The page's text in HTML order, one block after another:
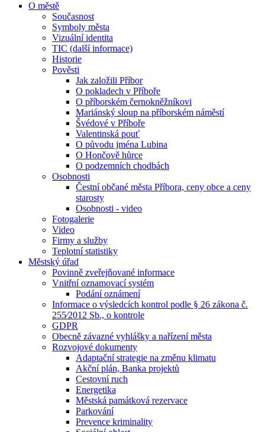
O městě
Současnost
Symboly města
Vizuální identita
TIC (další informace)
Historie
Pověsti
Jak založili Příbor
O pokladech v Příboře
O příborském černokněžníkovi
Mariánský sloup na příborském náměstí
Švédové v Příboře
Valentinská pouť
O původu jména Lubina
O Hončově hůrce
O podzemních chodbách
Osobnosti
Čestní občané města Příbora, ceny obce a ceny
starosty
Osobnosti - video
Fotogalerie
Video
Firmy a služby
Teplotní statistiky
Městský úřad
Povinně zveřejňované informace
Vnitřní oznamovací systém
Podání oznámení
Informace o výsledcích kontrol podle § 26 zákona č.
255⁄2012 Sb., o kontrole
GDPR
Obecně závazné vyhlášky a nařízení města
Rozvojové dokumenty
Adaptační strategie na změnu klimatu
Akční plán, Banka projektů
Cestovní ruch
Energetika
Městská památková rezervace
Parkování
Prevence kriminality